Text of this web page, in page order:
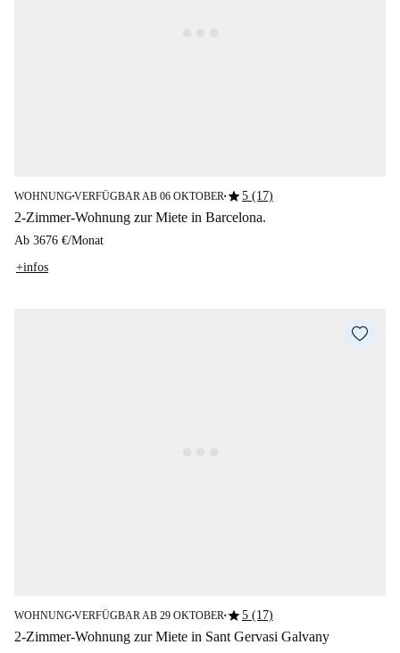
WOHNUNG■VERFÜGBAR AB 06 OKTOBER■star5 (17)
2-Zimmer-Wohnung zur Miete in Barcelona.
Ab 3676 €/Monat
+infos
WOHNUNG■VERFÜGBAR AB 29 OKTOBER ■star5 (17)
2-Zimmer-Wohnung zur Miete in Sant Gervasi Galvany